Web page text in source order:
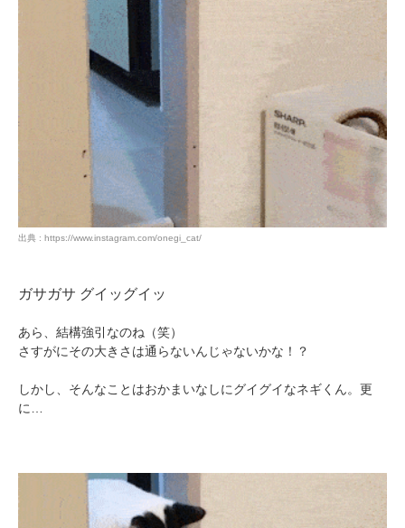
出典 : https://www.instagram.com/onegi_cat/
ガサガサ グイッグイッ
あら、結構強引なのね（笑）
さすがにその大きさは通らないんじゃないかな！？
しかし、そんなことはおかまいなしにグイグイなネギくん。更
に…